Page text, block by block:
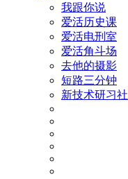
我跟你说
爱活历史课
爱活电刑室
爱活角斗场
去他的摄影
短路三分钟
新技术研习社